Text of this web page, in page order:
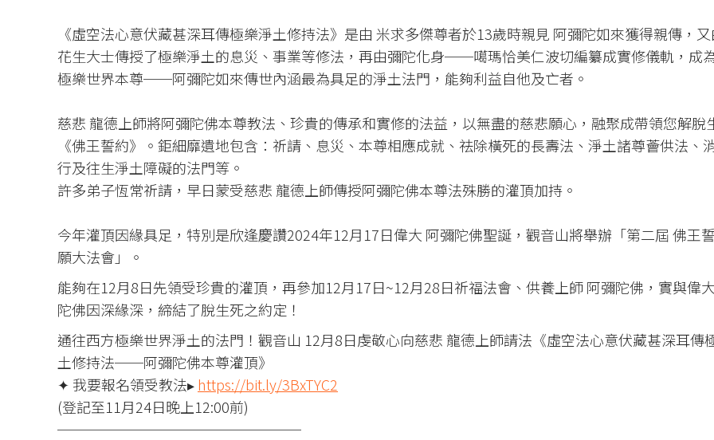
《虛空法心意伏藏甚深耳傳極樂淨土修持法》是由 米求多傑尊者於13歲時親見 阿彌陀如來獲得親傳，
花生大士傳授了極樂淨土的息災、事業等修法，再由彌陀化身──噶瑪恰美仁波切編纂成實修儀軌，成
極樂世界本尊──阿彌陀如來傳世內涵最為具足的淨土法門，能夠利益自他及亡者。
慈悲 龍德上師將阿彌陀佛本尊教法、珍貴的傳承和實修的法益，以無盡的慈悲願心，融聚成帶領您解脫
《佛王誓約》。鉅細靡遺地包含：祈請、息災、本尊相應成就、祛除橫死的長壽法、淨土諸尊薈供法、
行及往生淨土障礙的法門等。
許多弟子恆常祈請，早日蒙受慈悲 龍德上師傳授阿彌陀佛本尊法殊勝的灌頂加持。
今年灌頂因緣具足，特別是欣逢慶讚2024年12月17日偉大 阿彌陀佛聖誕，觀音山將舉辦「第二屆 佛王
願大法會」。
能夠在12月8日先領受珍貴的灌頂，再參加12月17日~12月28日祈福法會、供養上師 阿彌陀佛，實與偉
陀佛因深緣深，締結了脫生死之約定！
通往西方極樂世界淨土的法門！觀音山 12月8日虔敬心向慈悲 龍德上師請法《虛空法心意伏藏甚深耳傳
土修持法──阿彌陀佛本尊灌頂》
✦ 我要報名領受教法▸https://bit.ly/3BxTYC2
(登記至11月24日晚上12:00前)
─────────────────